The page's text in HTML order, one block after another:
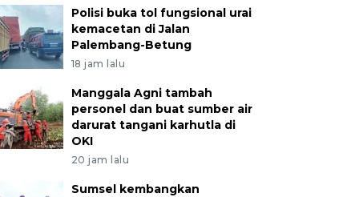
Polisi buka tol fungsional urai
kemacetan di Jalan
Palembang-Betung
18 jam lalu
Manggala Agni tambah
personel dan buat sumber air
darurat tangani karhutla di
OKI
20 jam lalu
Sumsel kembangkan